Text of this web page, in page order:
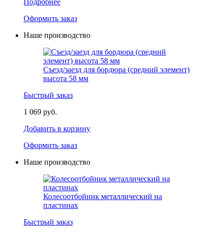
Подробнее
Оформить заказ
Наше производство
Съезд/заезд для бордюра (средний элемент)
высота 58 мм
Быстрый заказ
1 069 руб.
Добавить в корзину
Оформить заказ
Наше производство
Колесоотбойник металлический на
пластинах
Быстрый заказ